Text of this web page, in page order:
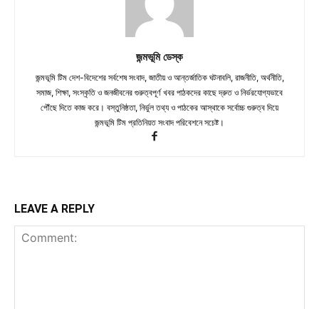
জন্মভূমি ডেস্ক
জন্মভূমি টিম দেশ-বিদেশের সর্বশেষ সংবাদ, জাতীয় ও আন্তর্জাতিক ঘটনাবলি, রাজনীতি, অর্থনীতি,
সমাজ, শিক্ষা, সংস্কৃতি ও জনজীবনের গুরুত্বপূর্ণ খবর পাঠকদের কাছে দ্রুত ও নির্ভরযোগ্যভাবে
পৌঁছে দিতে কাজ করে। বস্তুনিষ্ঠতা, নির্ভুল তথ্য ও পাঠকের আস্থাকে সর্বোচ্চ গুরুত্ব দিয়ে
জন্মভূমি টিম প্রতিনিয়ত সংবাদ পরিবেশনে সচেষ্ট।
LEAVE A REPLY